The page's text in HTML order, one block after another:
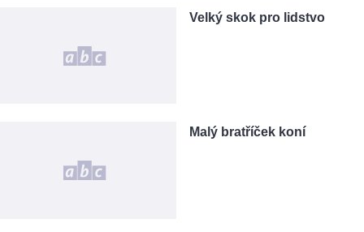
Velký skok pro lidstvo
Malý bratříček koní